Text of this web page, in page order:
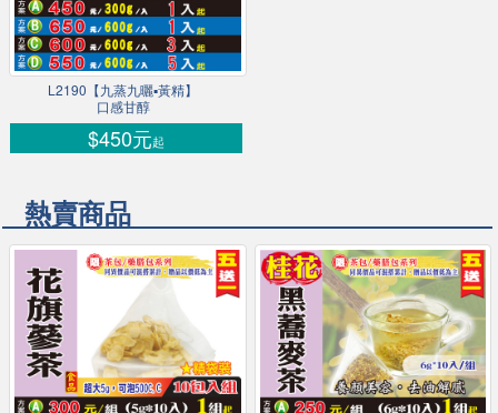
L2190【九蒸九曬▪黃精】
口感甘醇
$450元起
熱賣商品